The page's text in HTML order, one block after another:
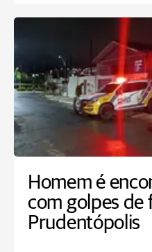
Homem é
com golpes de
Prudentópolis